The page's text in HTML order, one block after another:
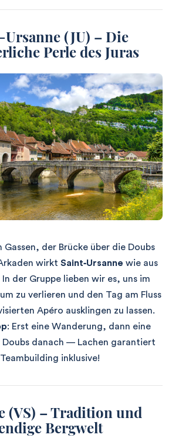
Ursanne (JU) – Die
Perle des Juras
der Brücke über die Doubs
wirkt Saint‑Ursanne wie aus
der Gruppe lieben wir es, uns im
zu verlieren und den Tag am Fluss
Apéro ausklingen zu lassen.
: Erst eine Wanderung, dann eine
danach — Lachen garantiert
inklusive!
(VS) – Tradition und
Bergwelt